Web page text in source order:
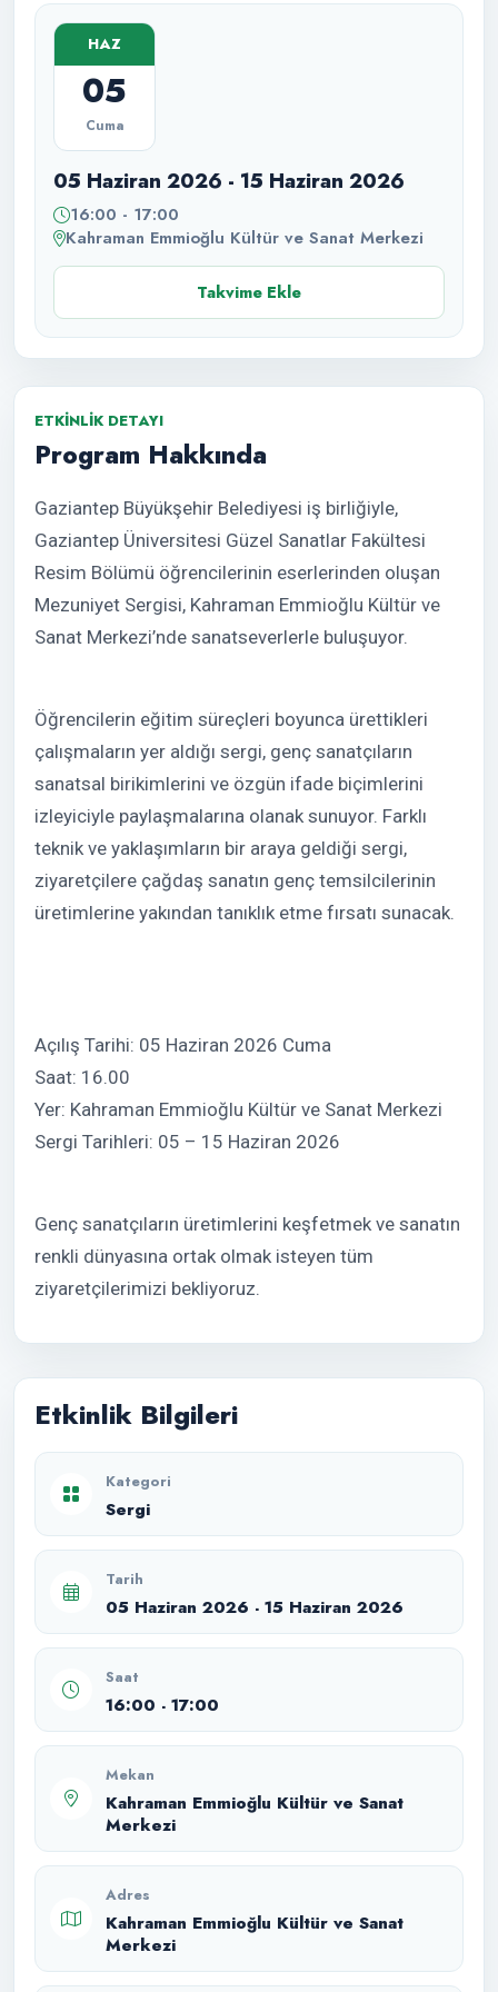
HAZ
05
Cuma
05 Haziran 2026 - 15 Haziran 2026
16:00 - 17:00
Kahraman Emmioğlu Kültür ve Sanat Merkezi
Takvime Ekle
ETKINLIK DETAYI
Program Hakkında
Gaziantep Büyükşehir Belediyesi iş birliğiyle,
Gaziantep Üniversitesi Güzel Sanatlar Fakültesi
Resim Bölümü öğrencilerinin eserlerinden oluşan
Mezuniyet Sergisi, Kahraman Emmioğlu Kültür ve
Sanat Merkezi’nde sanatseverlerle buluşuyor.
Öğrencilerin eğitim süreçleri boyunca ürettikleri
çalışmaların yer aldığı sergi, genç sanatçıların
sanatsal birikimlerini ve özgün ifade biçimlerini
izleyiciyle paylaşmalarına olanak sunuyor. Farklı
teknik ve yaklaşımların bir araya geldiği sergi,
ziyaretçilere çağdaş sanatın genç temsilcilerinin
üretimlerine yakından tanıklık etme fırsatı sunacak.
Açılış Tarihi: 05 Haziran 2026 Cuma
Saat: 16.00
Yer: Kahraman Emmioğlu Kültür ve Sanat Merkezi
Sergi Tarihleri: 05 – 15 Haziran 2026
Genç sanatçıların üretimlerini keşfetmek ve sanatın
renkli dünyasına ortak olmak isteyen tüm
ziyaretçilerimizi bekliyoruz.
Etkinlik Bilgileri
Kategori
Sergi
Tarih
05 Haziran 2026 - 15 Haziran 2026
Saat
16:00 - 17:00
Mekan
Kahraman Emmioğlu Kültür ve Sanat
Merkezi
Adres
Kahraman Emmioğlu Kültür ve Sanat
Merkezi